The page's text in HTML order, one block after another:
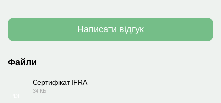
Написати відгук
Файли
Сертифікат IFRA
34 КБ